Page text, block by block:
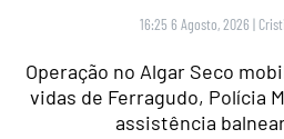
16:25 6 Agosto, 2026 |
Operação no Algar Seco
vidas de Ferragudo, Polícia
assistência